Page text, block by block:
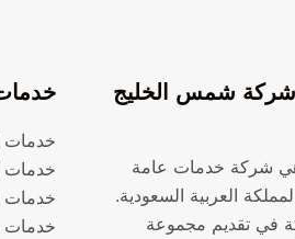
شمس الخليج
شركة خدمات عامة
العربية السعودية.
في تقديم مجموعة
خدمات
خدمات
خدمات
خدمات